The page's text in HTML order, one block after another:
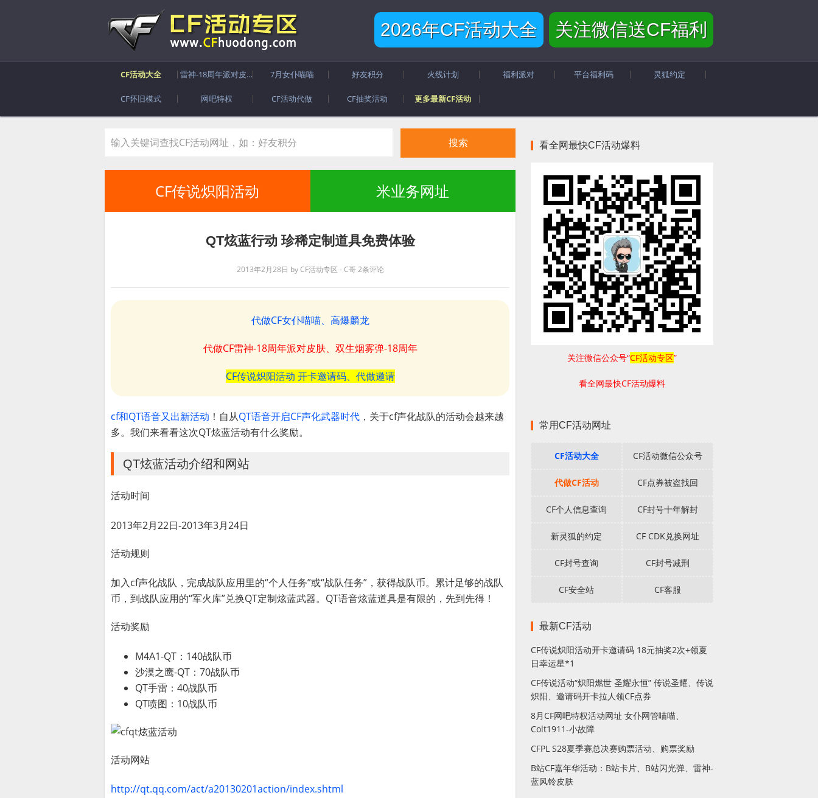
2026年CF活动大全 关注微信送CF福利
CF活动大全 雷神-18周年派对皮肤 7月女仆喵喵 好友积分 火线计划 福利派对 平台福利码 灵狐约定
CF怀旧模式 网吧特权 CF活动代做 CF抽奖活动 更多最新CF活动
CF传说炽阳活动 米业务网址
QT炫蓝行动 珍稀定制道具免费体验
2013年2月28日 byCF活动专区 - C哥 2条评论
代做CF女仆喵喵、高爆麟龙
代做CF雷神-18周年派对皮肤、双生烟雾弹-18周年
CF传说炽阳活动 开卡邀请码、代做邀请
cf和QT语音又出新活动 ！自从QT语音开启CF声化武器时代 ，关于cf声化战队的活动会越来越
多。我们来看看这次QT炫蓝活动有什么奖励。
QT炫蓝活动介绍和网站
活动时间
2013年2月22日-2013年3月24日
活动规则
加入cf声化战队，完成战队应用里的“个人任务”或“战队任务”，获得战队币。累计足够的战队
币，到战队应用的“军火库”兑换QT定制炫蓝武器。QT语音炫蓝道具是有限的，先到先得！
活动奖励
M4A1-QT：140战队币
沙漠之鹰-QT：70战队币
QT手雷：40战队币
QT喷图：10战队币
活动网站
http://qt.qq.com/act/a20130201action/index.shtml
看全网最快CF活动爆料
关注微信公众号“CF活动专区”
看全网最快CF活动爆料
常用CF活动网址
CF活动大全 CF活动微信公众号
代做CF活动 CF点券被盗找回
CF个人信息查询 CF封号十年解封
新灵狐的约定 CF CDK兑换网址
CF封号查询 CF封号减刑
CF安全站 CF客服
最新CF活动
CF传说炽阳活动开卡邀请码 18元抽奖2次+领夏
日幸运星*1
CF传说活动“炽阳燃世 圣耀永恒” 传说圣耀、传说
炽阳、邀请码开卡拉人领CF点券
8月CF网吧特权活动网址 女仆网管喵喵、
Colt1911-小故障
CFPL S28夏季赛总决赛购票活动、购票奖励
B站CF嘉年华活动：B站卡片、B站闪光弹、雷神-
蓝风铃皮肤